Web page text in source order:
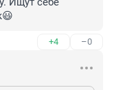
+4 –0